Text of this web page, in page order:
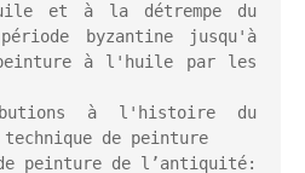
et à la détrempe du
byzantine jusqu'à
à l'huile par les
à l'histoire du
technique de peinture
peinture de l’antiquité: